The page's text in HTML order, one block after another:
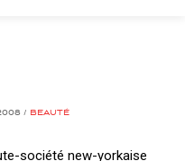
/ BEAUTÉ
société new-yorkaise